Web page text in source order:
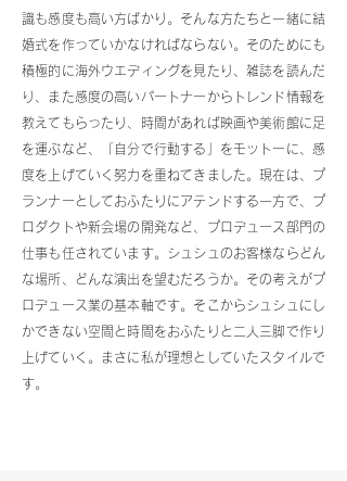
識も感度も高い方ばかり。そんな方たちと一緒に結
婚式を作っていかなければならない。そのためにも
積極的に海外ウエディングを見たり、雑誌を読んだ
り、また感度の高いパートナーからトレンド情報を
教えてもらったり、時間があれば映画や美術館に足
を運ぶなど、「自分で行動する」をモットーに、感
度を上げていく努力を重ねてきました。現在は、プ
ランナーとしておふたりにアテンドする一方で、プ
ロダクトや新会場の開発など、プロデュース部門の
仕事も任されています。シュシュのお客様ならどん
な場所、どんな演出を望むだろうか。その考えがプ
ロデュース業の基本軸です。そこからシュシュにし
かできない空間と時間をおふたりと二人三脚で作り
上げていく。まさに私が理想としていたスタイルで
す。